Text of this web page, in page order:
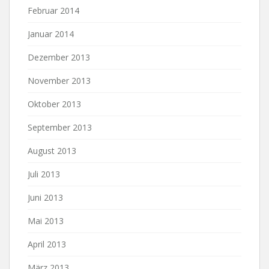
Februar 2014
Januar 2014
Dezember 2013
November 2013
Oktober 2013
September 2013
August 2013
Juli 2013
Juni 2013
Mai 2013
April 2013